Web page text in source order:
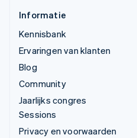
Informatie
Kennisbank
Ervaringen van klanten
Blog
Community
Jaarlijks congres
Sessions
Privacy en voorwaarden